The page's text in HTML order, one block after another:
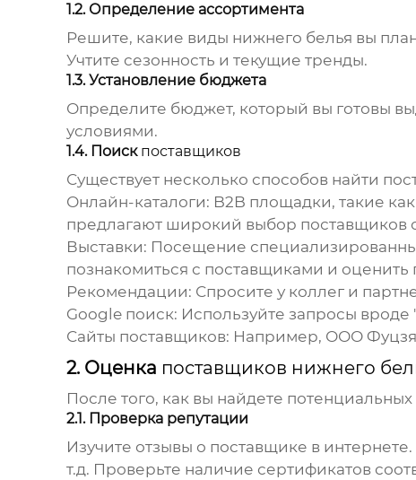
1.2. Определение ассортимента
Решите, какие виды нижнего белья вы
Учтите сезонность и текущие тренды.
1.3. Установление бюджета
Определите бюджет, который вы готовы
условиями.
1.4. Поиск поставщиков
Существует несколько способов найти
Онлайн-каталоги: B2B площадки, такие как
предлагают широкий выбор поставщиков
Выставки: Посещение
познакомиться с поставщиками и оценить
Рекомендации: Спросите у коллег и
Google поиск: Используйте запросы вроде '
Сайты поставщиков: Например, ООО
2. Оценка поставщиков нижнего
После того, как вы найдете потенциальных
2.1. Проверка репутации
Изучите отзывы о поставщике в
т.д. Проверьте наличие сертификатов